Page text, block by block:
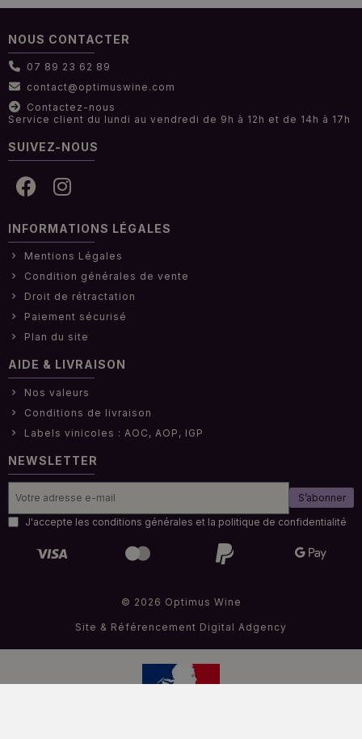
NOUS CONTACTER
07 89 23 62 89
contact@optimuswine.com
Contactez-nous
Service client du lundi au vendredi de 9h à 12h et de 14h à 17h
SUIVEZ-NOUS
INFORMATIONS LÉGALES
Mentions Légales
Condition générales de vente
Droit de rétractation
Paiement sécurisé
Plan du site
AIDE & LIVRAISON
Nos valeurs
Conditions de livraison
Labels vinicoles : AOC, AOP, IGP
NEWSLETTER
S’abonner
J'accepte les conditions générales et la politique de confidentialité
© 2026 Optimus Wine
Site & Référencement Digital Adgency